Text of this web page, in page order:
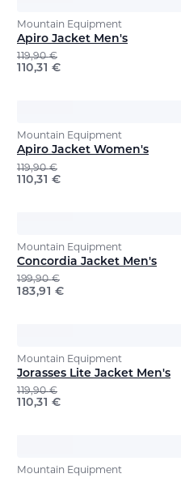
Mountain Equipment
Apiro Jacket Men's
119,90€
110,31 €
Mountain Equipment
Apiro Jacket Women's
119,90€
110,31 €
Mountain Equipment
Concordia Jacket Men's
199,90€
183,91 €
Mountain Equipment
Jorasses Lite Jacket Men's
119,90€
110,31 €
Mountain Equipment